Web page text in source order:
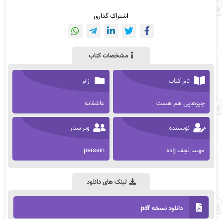
اشتراک گذاری
مشخصات کتاب
نام کتاب
چیزهایی هم هست
ژانر
عاشقانه
نویسنده
مهسا نجف زاده
ویراستار
persain
لینک های دانلود
دانلود نسخه pdf